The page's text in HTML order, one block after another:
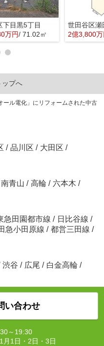
下目黒5丁目
万円/ 71.02㎡
世田谷区瀬
2億3,800
ップへ
ール電化」にリフォームされた中古
/ 品川区 / 大田区 /
南青山 / 高輪 / 六本木 /
急田園都市線 / 日比谷線 /
急小田原線 / 都営三田線 /
渋谷 / 広尾 / 白金高輪 /
い合わせ
～19:30
月1日・2日・3日